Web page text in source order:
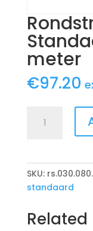
meter
€97.20
Standaard
-
SKU:
standaard